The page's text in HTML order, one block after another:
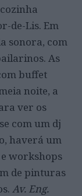
de-Lis. Em
sonora, com
As
buffet
noite, a
ver os
com um dj
haverá um
workshops
de pinturas
Av. Eng.